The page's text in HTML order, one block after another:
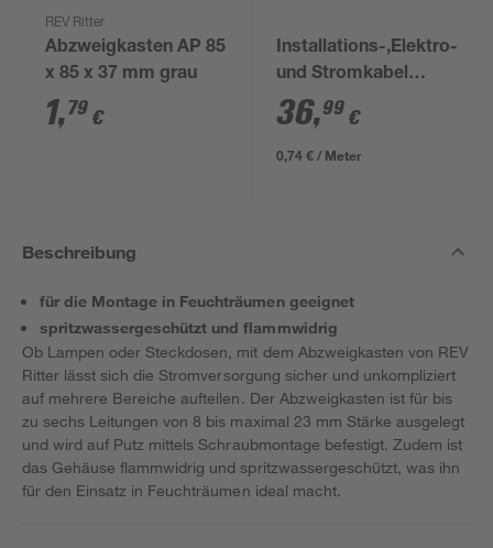
REV Ritter
Abzweigkasten AP 85
x 85 x 37 mm grau
1,79 €
Installations-,Elektro-
und Stromkabel
NYM-J 3x1,5mm² 50
m
36,99 €
0,74 € / Meter
Beschreibung
für die Montage in Feuchträumen geeignet
spritzwassergeschützt und flammwidrig
Ob Lampen oder Steckdosen, mit dem Abzweigkasten von REV
Ritter lässt sich die Stromversorgung sicher und unkompliziert
auf mehrere Bereiche aufteilen. Der Abzweigkasten ist für bis
zu sechs Leitungen von 8 bis maximal 23 mm Stärke ausgelegt
und wird auf Putz mittels Schraubmontage befestigt. Zudem ist
das Gehäuse flammwidrig und spritzwassergeschützt, was ihn
für den Einsatz in Feuchträumen ideal macht.